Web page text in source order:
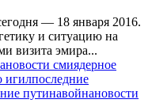
— 18 января 2016.
и ситуацию на
визита эмира...
новости смиядерное
игилпоследние
путинавойнановости